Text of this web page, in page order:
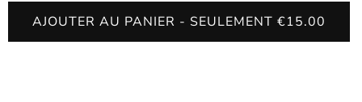
AJOUTER AU PANIER - SEULEMENT €15.00